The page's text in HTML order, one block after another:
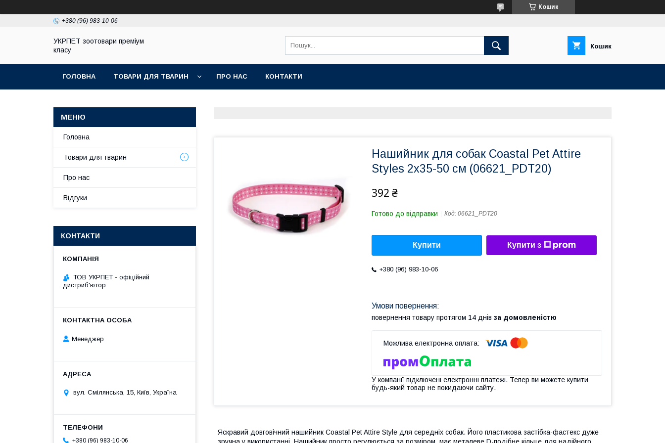
Кошик
+380 (96) 983-10-06
УКРПЕТ зоотовари преміум
класу
Кошик
ГОЛОВНА ТОВАРИ ДЛЯ ТВАРИН ПРО НАС КОНТАКТИ
Нашийник для собак Coastal Pet Attire
Styles 2х35-50 см (06621_PDT20)
392 ₴
Готово до відправки Код: 06621_PDT20
Купити Купити з
+380 (96) 983-10-06
повернення товару протягом 14 днів за домовленістю
У компанії підключені електронні платежі. Тепер ви можете купити
будь-який товар не покидаючи сайту.
Яскравий довговічний нашийник Coastal Pet Attire Style для середніх собак. Його пластикова застібка-фастекс дуже
зручна у використанні. Нашийник просто регулюється за розміром, має металеве D-подібне кільце для надійного
Головна
Товари для тварин
Про нас
Відгуки
КОНТАКТИ
ТОВ УКРПЕТ - офіційний
дистриб'ютор
Менеджер
вул. Смілянська, 15, Київ, Україна
+380 (96) 983-10-06